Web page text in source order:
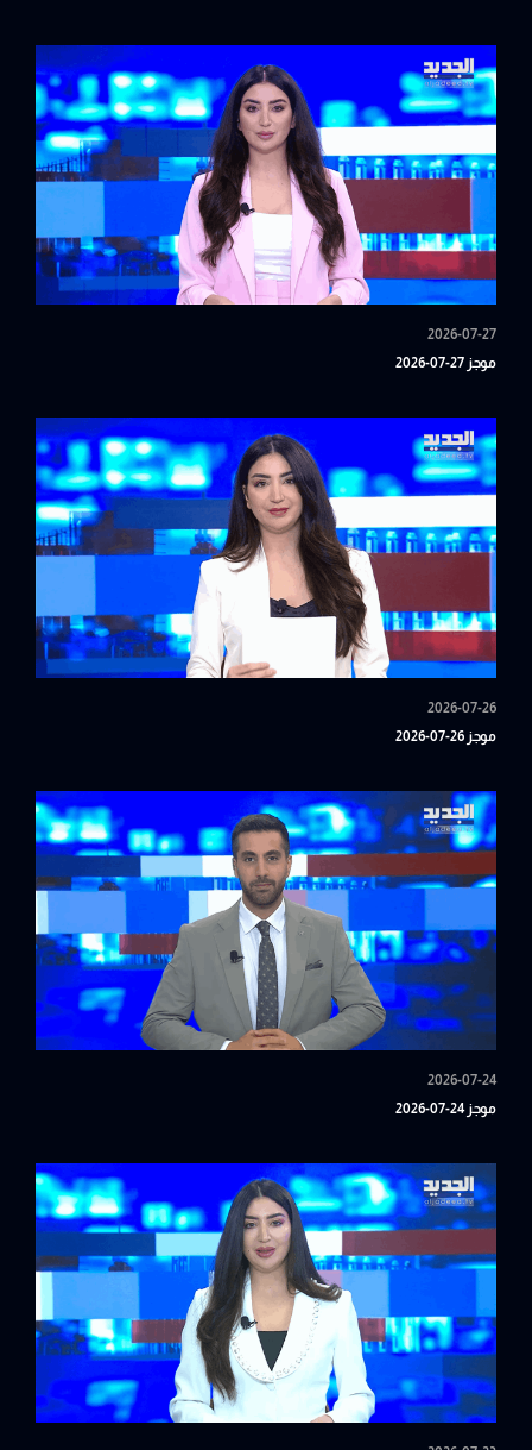
2026-07-27
موجز 27-07-2026
2026-07-26
موجز 26-07-2026
2026-07-24
موجز 24-07-2026